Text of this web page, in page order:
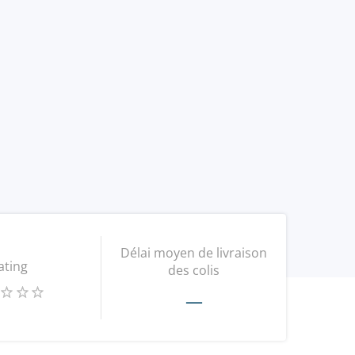
Délai moyen de livraison
des colis
—